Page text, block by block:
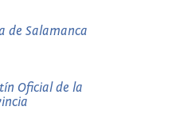
de Salamanca
Oficial de la